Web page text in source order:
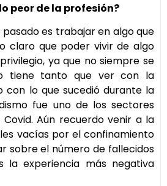
peor de la profesión?
pasado es trabajar en algo que
claro que poder vivir de algo
ya que no siempre se
tiene tanto que ver con la
con lo que sucedió durante la
fue uno de los sectores
Aún recuerdo venir a la
vacías por el confinamiento
sobre el número de fallecidos
la experiencia más negativa